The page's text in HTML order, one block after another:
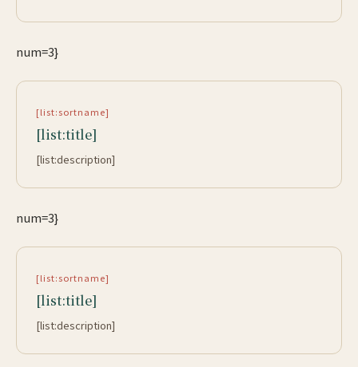
num=3}
[list:sortname]
[list:title]
[list:description]
num=3}
[list:sortname]
[list:title]
[list:description]